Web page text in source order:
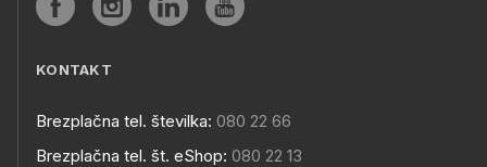
KONTAKT
Brezplačna tel. številka: 080 22 66
Brezplačna tel. št. eShop: 080 22 13